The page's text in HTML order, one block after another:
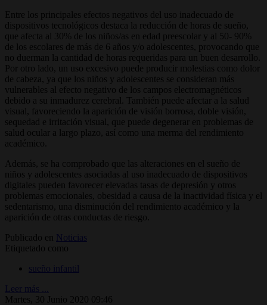
Entre los principales efectos negativos del uso inadecuado de
dispositivos tecnológicos destaca la reducción de horas de sueño,
que afecta al 30% de los niños/as en edad preescolar y al 50- 90%
de los escolares de más de 6 años y/o adolescentes, provocando que
no duerman la cantidad de horas requeridas para un buen desarrollo.
Por otro lado, un uso excesivo puede producir molestias como dolor
de cabeza, ya que los niños y adolescentes se consideran más
vulnerables al efecto negativo de los campos electromagnéticos
debido a su inmadurez cerebral. También puede afectar a la salud
visual, favoreciendo la aparición de visión borrosa, doble visión,
sequedad e irritación visual, que puede degenerar en problemas de
salud ocular a largo plazo, así como una merma del rendimiento
académico.
Además, se ha comprobado que las alteraciones en el sueño de
niños y adolescentes asociadas al uso inadecuado de dispositivos
digitales pueden favorecer elevadas tasas de depresión y otros
problemas emocionales, obesidad a causa de la inactividad física y el
sedentarismo, una disminución del rendimiento académico y la
aparición de otras conductas de riesgo.
Publicado en
Noticias
Etiquetado como
sueño infantil
Leer más ...
Martes, 30 Junio 2020 09:46